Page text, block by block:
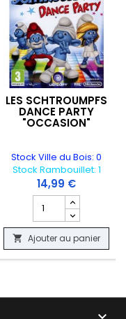
PASSION BABY SITTER
LES SCHTROUMPFS
DANCE PARTY
"OCCASION"
Stock Ville du Bois: 0
Stock Rambouillet: 1
14,99 €
Champ quantité du
 Ajouter au panier